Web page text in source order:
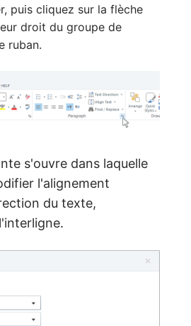
puis cliquez sur la flèche
droit du groupe de
ruban.
s'ouvre dans laquelle
l'alignement
du texte,